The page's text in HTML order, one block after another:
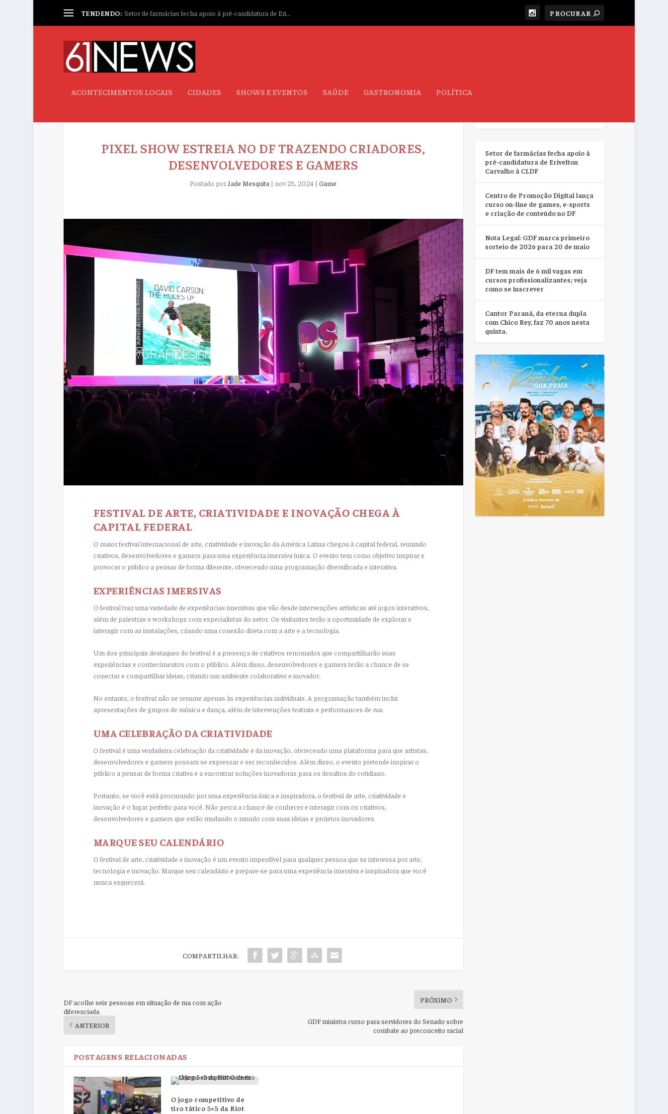
TENDENDO: Setor de farmácias fecha apoio à pré-candidatura de Eri...
ACONTECIMENTOS LOCAIS CIDADES SHOWS E EVENTOS SAÚDE GASTRONOMIA POLÍTICA
PIXEL SHOW ESTREIA NO DF TRAZENDO CRIADORES,
DESENVOLVEDORES E GAMERS
Postado porJade Mesquita |nov 25, 2024 |Game
FESTIVAL DE ARTE, CRIATIVIDADE E INOVAÇÃO CHEGA À
CAPITAL FEDERAL
O maior festival internacional de arte, criatividade e inovação da América Latina chegou à capital federal, reunindo
criativos, desenvolvedores e gamers para uma experiência imersiva única. O evento tem como objetivo inspirar e
provocar o público a pensar de forma diferente, oferecendo uma programação diversificada e interativa.
EXPERIÊNCIAS IMERSIVAS
O festival traz uma variedade de experiências imersivas que vão desde intervenções artísticas até jogos interativos,
além de palestras e workshops com especialistas do setor. Os visitantes terão a oportunidade de explorar e
interagir com as instalações, criando uma conexão direta com a arte e a tecnologia.
Um dos principais destaques do festival é a presença de criativos renomados que compartilharão suas
experiências e conhecimentos com o público. Além disso, desenvolvedores e gamers terão a chance de se
conectar e compartilhar ideias, criando um ambiente colaborativo e inovador.
No entanto, o festival não se resume apenas às experiências individuais. A programação também inclui
apresentações de grupos de música e dança, além de intervenções teatrais e performances de rua.
UMA CELEBRAÇÃO DA CRIATIVIDADE
O festival é uma verdadeira celebração da criatividade e da inovação, oferecendo uma plataforma para que artistas,
desenvolvedores e gamers possam se expressar e ser reconhecidos. Além disso, o evento pretende inspirar o
público a pensar de forma criativa e a encontrar soluções inovadoras para os desafios do cotidiano.
Portanto, se você está procurando por uma experiência única e inspiradora, o festival de arte, criatividade e
inovação é o lugar perfeito para você. Não perca a chance de conhecer e interagir com os criativos,
desenvolvedores e gamers que estão mudando o mundo com suas ideias e projetos inovadores.
MARQUE SEU CALENDÁRIO
O festival de arte, criatividade e inovação é um evento imperdível para qualquer pessoa que se interessa por arte,
tecnologia e inovação. Marque seu calendário e prepare-se para uma experiência imersiva e inspiradora que você
nunca esquecerá.
COMPARTILHAR:
DF acolhe seis pessoas em situação de rua com ação
diferenciada
ANTERIOR
PRÓXIMO
GDF ministra curso para servidores do Senado sobre
combate ao preconceito racial
POSTAGENS RELACIONADAS
O jogo competitivo de
tiro tático 5×5 da Riot
Setor de farmácias fecha apoio à
pré-candidatura de Erivelton
Carvalho à CLDF
Centro de Promoção Digital lança
curso on-line de games, e-sports
e criação de conteúdo no DF
Nota Legal: GDF marca primeiro
sorteio de 2026 para 20 de maio
DF tem mais de 6 mil vagas em
cursos profissionalizantes; veja
como se inscrever
Cantor Paraná, da eterna dupla
com Chico Rey, faz 70 anos nesta
quinta.